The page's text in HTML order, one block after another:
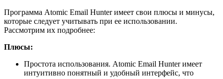
Программа Atomic Email Hunter имеет свои плюсы и минусы,
которые следует учитывать при ее использовании.
Рассмотрим их подробнее:
Плюсы:
Простота использования. Atomic Email Hunter имеет
интуитивно понятный и удобный интерфейс, что